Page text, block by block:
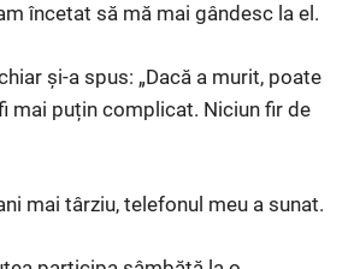
încetat să mă mai gândesc la el.
și-a spus: „Dacă a murit, poate
mai puțin complicat. Niciun fir de
mai târziu, telefonul meu a sunat.